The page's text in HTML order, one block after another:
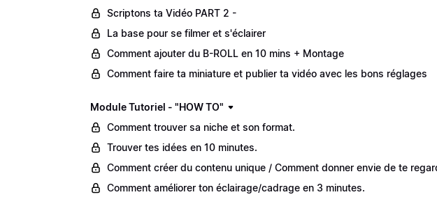
Scriptons ta Vidéo PART 2 -
La base pour se filmer et s'éclairer
Comment ajouter du B-ROLL en 10 mins + Montage
Comment faire ta miniature et publier ta vidéo avec les bons réglages
Module Tutoriel - "HOW TO"
Comment trouver sa niche et son format.
Trouver tes idées en 10 minutes.
Comment créer du contenu unique / Comment donner envie de te
Comment améliorer ton éclairage/cadrage en 3 minutes.